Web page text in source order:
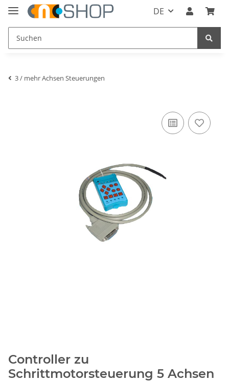
DE
3 / mehr Achsen Steuerungen
Controller zu
Schrittmotorsteuerung 5 Achsen